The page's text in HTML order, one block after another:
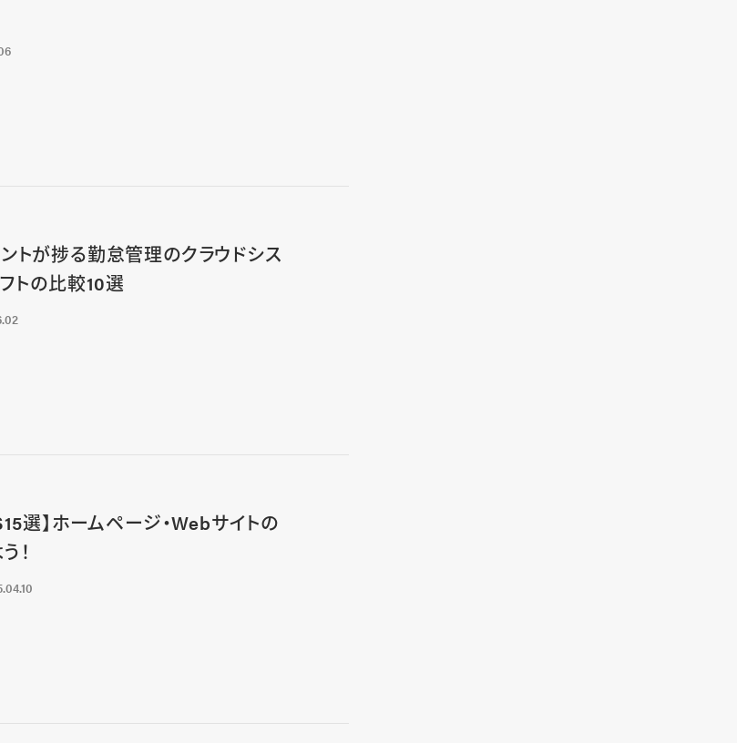
トが捗る勤怠管理のクラウドシス
トの比較10選
選】ホームページ・Webサイトの
！